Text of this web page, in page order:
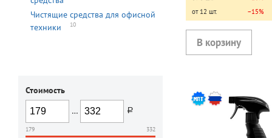
Чистящие средства для офисной
техники
10
Стоимость
…
руб.
179 332
от 12 шт.
−15%